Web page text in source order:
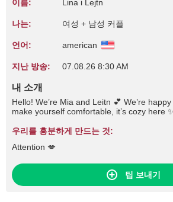
이름: Lina i Lejtn
나는: 여성 + 남성 커플
언어: american
지난 방송: 07.08.26 8:30 AM
내 소개
Hello! We’re Mia and Leitn 💕 We’re
make yourself comfortable, it’s cozy here
우리를 흥분하게 만드는 것:
Attention 💋
팁 보내기